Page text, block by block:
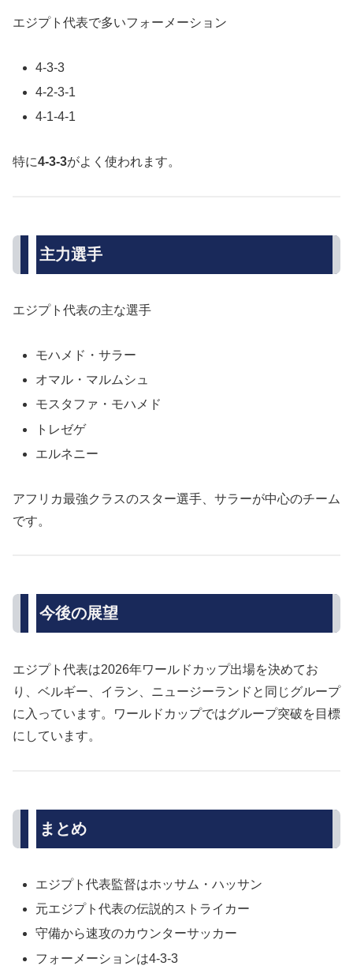
エジプト代表で多いフォーメーション
4-3-3
4-2-3-1
4-1-4-1
特に4-3-3がよく使われます。
主力選手
エジプト代表の主な選手
モハメド・サラー
オマル・マルムシュ
モスタファ・モハメド
トレゼゲ
エルネニー
アフリカ最強クラスのスター選手、サラーが中心のチーム
です。
今後の展望
エジプト代表は2026年ワールドカップ出場を決めてお
り、ベルギー、イラン、ニュージーランドと同じグループ
に入っています。ワールドカップではグループ突破を目標
にしています。
まとめ
エジプト代表監督はホッサム・ハッサン
元エジプト代表の伝説的ストライカー
守備から速攻のカウンターサッカー
フォーメーションは4-3-3